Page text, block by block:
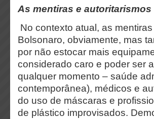
As mentiras e
No contexto atual, as
Bolsonaro, obviamente, mas
por não estocar mais
considerado caro e poder ser
qualquer momento – saúde
contemporânea), médicos e
do uso de máscaras e
de plástico improvisados.